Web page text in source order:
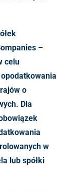
–
celu
o
Dla
w
lub spółki